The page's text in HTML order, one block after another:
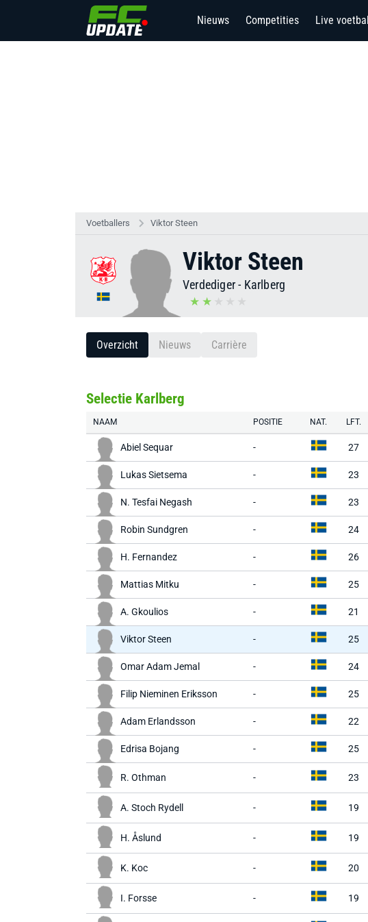
Nieuws Competities Live voetbal
Voetballers Viktor Steen
Viktor Steen
Verdediger- Karlberg
Overzicht Nieuws Carrière
Selectie Karlberg
NAAM POSITIE NAT. LFT.
Abiel Sequar - 27
Lukas Sietsema - 23
N. Tesfai Negash - 23
Robin Sundgren - 24
H. Fernandez - 26
Mattias Mitku - 25
A. Gkoulios - 21
Viktor Steen - 25
Omar Adam Jemal - 24
Filip Nieminen Eriksson - 25
Adam Erlandsson - 22
Edrisa Bojang - 25
R. Othman - 23
A. Stoch Rydell - 19
H. Åslund - 19
K. Koc - 20
I. Forsse - 19